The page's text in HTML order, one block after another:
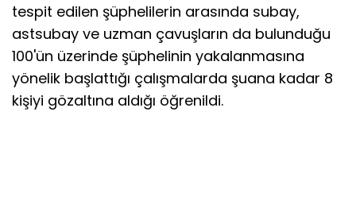
tespit edilen şüphelilerin arasında subay,
astsubay ve uzman çavuşların da bulunduğu
100'ün üzerinde şüphelinin yakalanmasına
yönelik başlattığı çalışmalarda şuana kadar 8
kişiyi gözaltına aldığı öğrenildi.